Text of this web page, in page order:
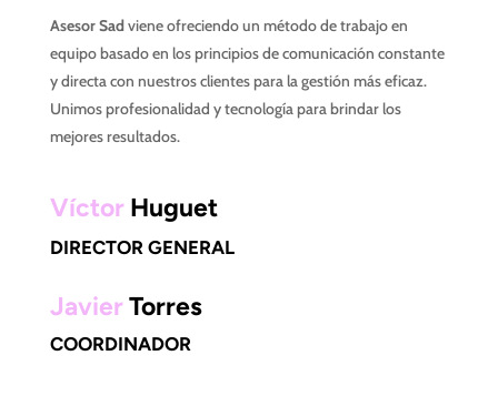
Asesor Sadviene ofreciendo un método de trabajo en
equipo basado en los principios de comunicación constante
y directa con nuestros clientes para la gestión más eficaz.
Unimos profesionalidad y tecnología para brindar los
mejores resultados.
VíctorHuguet
DIRECTOR GENERAL
JavierTorres
COORDINADOR